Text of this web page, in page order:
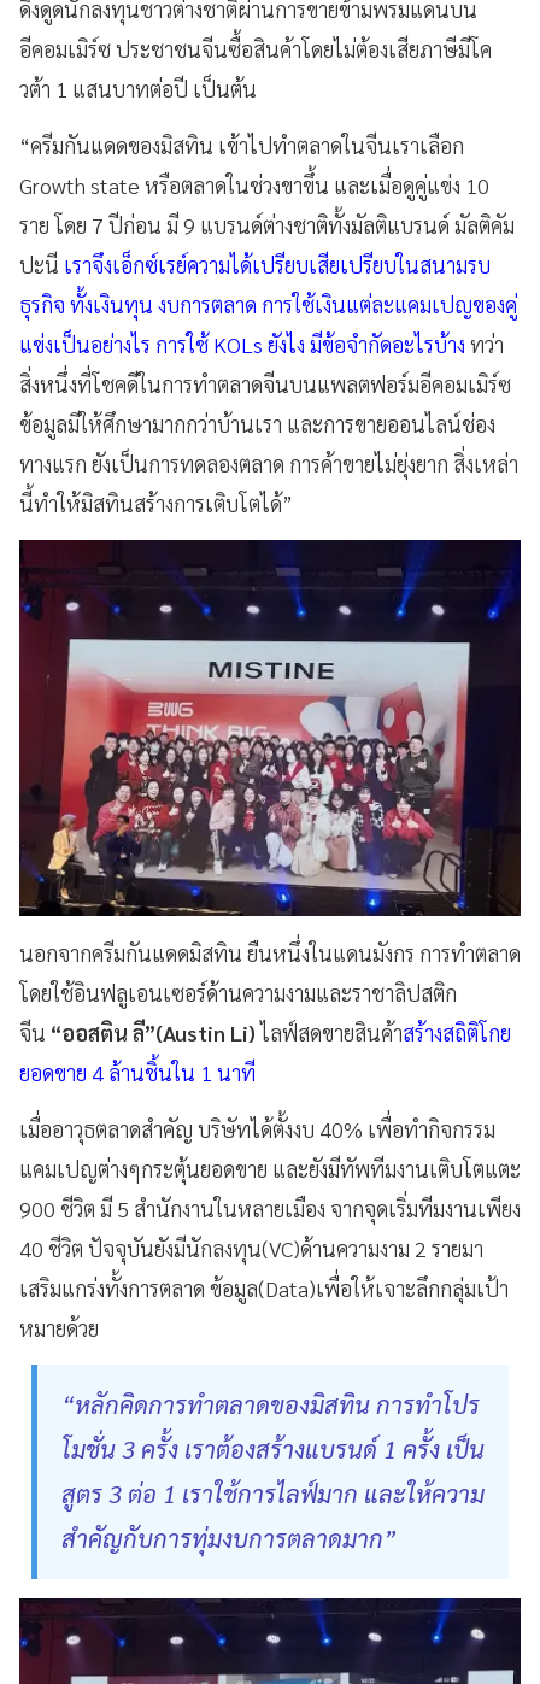
ดึงดูดนักลงทุนชาวต่างชาติผ่านการขายข้ามพรมแดนบน
อีคอมเมิร์ซ ประชาชนจีนซื้อสินค้าโดยไม่ต้องเสียภาษีมีโค
วต้า 1 แสนบาทต่อปี เป็นต้น
“ครีมกันแดดของมิสทิน เข้าไปทำตลาดในจีนเราเลือก
Growth state หรือตลาดในช่วงขาขึ้น และเมื่อดูคู่แข่ง 10
ราย โดย 7 ปีก่อน มี 9 แบรนด์ต่างชาติทั้งมัลติแบรนด์ มัลติคัม
ปะนี เราจึงเอ็กซ์เรย์ความได้เปรียบเสียเปรียบในสนามรบ
ธุรกิจ ทั้งเงินทุน งบการตลาด การใช้เงินแต่ละแคมเปญของคู่
แข่งเป็นอย่างไร การใช้ KOLs ยังไง มีข้อจำกัดอะไรบ้าง ทว่า
สิ่งหนึ่งที่โชคดีในการทำตลาดจีนบนแพลตฟอร์มอีคอมเมิร์ซ
ข้อมูลมีให้ศึกษามากกว่าบ้านเรา และการขายออนไลน์ช่อง
ทางแรก ยังเป็นการทดลองตลาด การค้าขายไม่ยุ่งยาก สิ่งเหล่า
นี้ทำให้มิสทินสร้างการเติบโตได้”
นอกจากครีมกันแดดมิสทิน ยืนหนึ่งในแดนมังกร การทำตลาด
โดยใช้อินฟลูเอนเซอร์ด้านความงามและราชาลิปสติก
จีน “ออสติน ลี”(Austin Li)ไลฟ์สดขายสินค้าสร้างสถิติโกย
ยอดขาย 4 ล้านชิ้นใน 1 นาที
เมื่ออาวุธตลาดสำคัญ บริษัทได้ตั้งงบ 40% เพื่อทำกิจกรรม
แคมเปญต่างๆกระตุ้นยอดขาย และยังมีทัพทีมงานเติบโตแตะ
900 ชีวิต มี 5 สำนักงานในหลายเมือง จากจุดเริ่มทีมงานเพียง
40 ชีวิต ปัจจุบันยังมีนักลงทุน(VC)ด้านความงาม 2 รายมา
เสริมแกร่งทั้งการตลาด ข้อมูล(Data)เพื่อให้เจาะลึกกลุ่มเป้า
หมายด้วย
“หลักคิดการทำตลาดของมิสทิน การทำโปร
โมชั่น 3 ครั้ง เราต้องสร้างแบรนด์ 1 ครั้ง เป็น
สูตร 3 ต่อ 1 เราใช้การไลฟ์มาก และให้ความ
สำคัญกับการทุ่มงบการตลาดมาก”